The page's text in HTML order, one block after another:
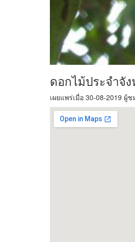
ดอกไม้ประจำจั
เผยแพร่เมื่อ 30-08-2019 ผู้ช